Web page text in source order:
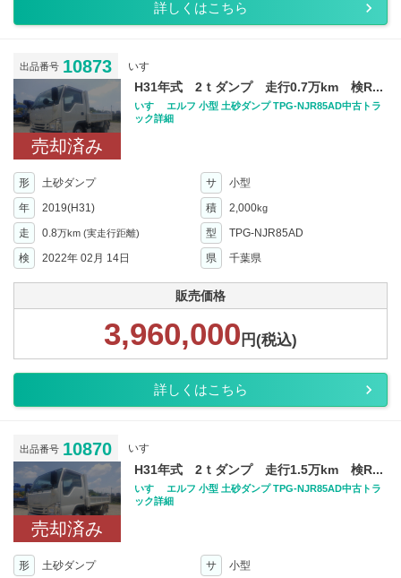
詳しくはこちら
出品番号 10873 いすゞ
売却済み
H31年式 2ｔダンプ 走行0.7万km 検R...
いすゞ エルフ 小型 土砂ダンプ TPG-NJR85AD中古トラ
ック詳細
形 土砂ダンプ サ
小型
年
2019(H31) 積 2,000kg
走 0.8万km (実走行距離) 型
TPG-NJR85AD
検
2022年 02月 14日 県 千葉県
販売価格
3,960,000 円(税込)
詳しくはこちら
出品番号 10870 いすゞ
売却済み
H31年式 2ｔダンプ 走行1.5万km 検R...
いすゞ エルフ 小型 土砂ダンプ TPG-NJR85AD中古トラ
ック詳細
形 土砂ダンプ サ
小型